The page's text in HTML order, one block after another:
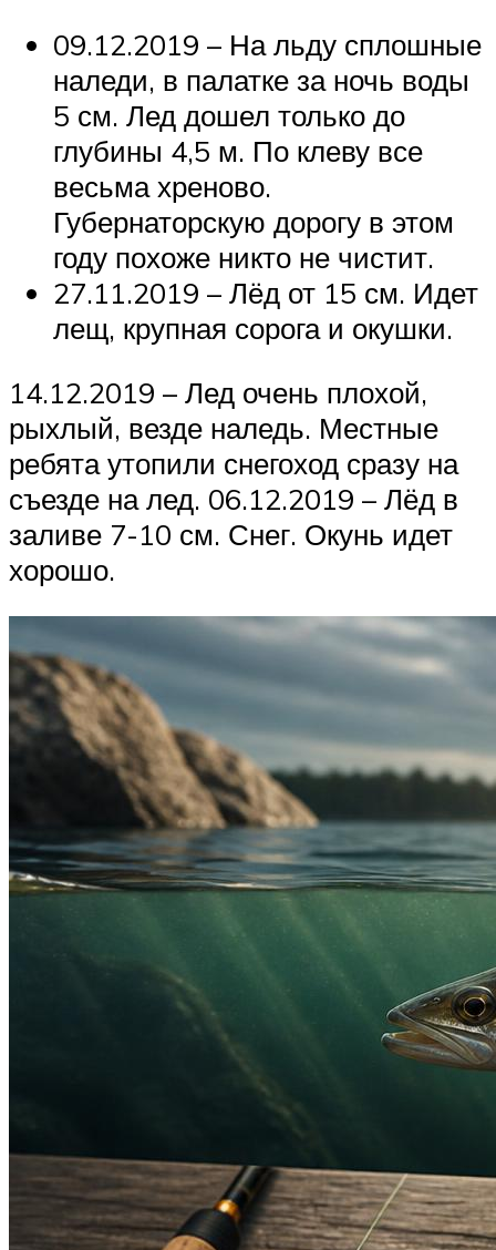
09.12.2019 – На льду сплошные
наледи, в палатке за ночь воды
5 см. Лед дошел только до
глубины 4,5 м. По клеву все
весьма хреново.
Губернаторскую дорогу в этом
году похоже никто не чистит.
27.11.2019 – Лёд от 15 см. Идет
лещ, крупная сорога и окушки.
14.12.2019 – Лед очень плохой,
рыхлый, везде наледь. Местные
ребята утопили снегоход сразу на
съезде на лед. 06.12.2019 – Лёд в
заливе 7-10 см. Снег. Окунь идет
хорошо.